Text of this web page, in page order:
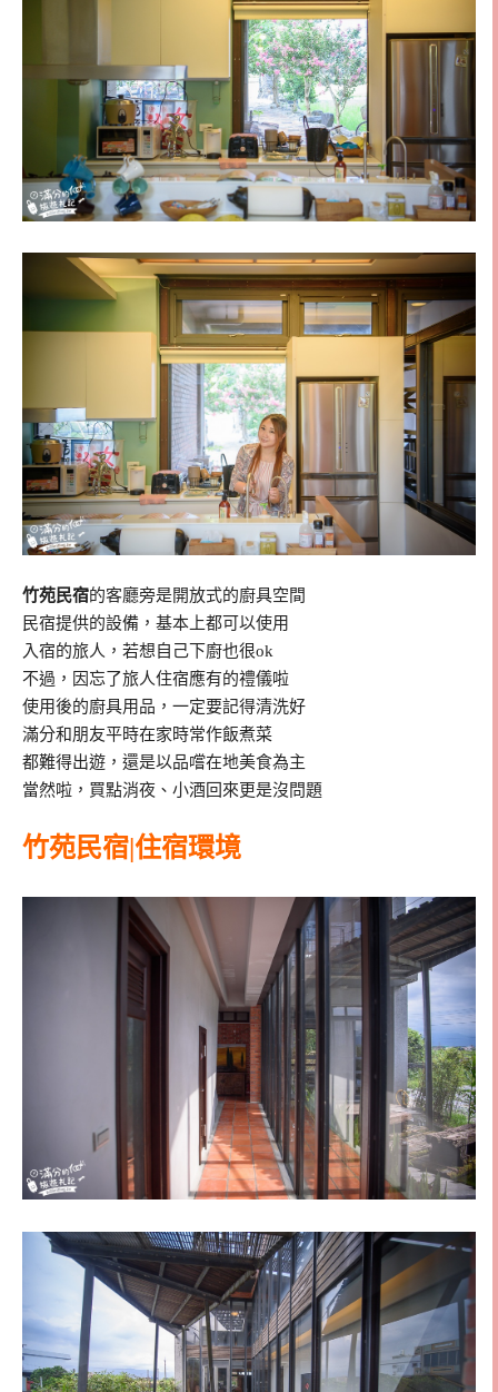
竹苑民宿的客廳旁是開放式的廚具空間
民宿提供的設備，基本上都可以使用
入宿的旅人，若想自己下廚也很ok
不過，因忘了旅人住宿應有的禮儀啦
使用後的廚具用品，一定要記得清洗好
滿分和朋友平時在家時常作飯煮菜
都難得出遊，還是以品嚐在地美食為主
當然啦，買點消夜、小酒回來更是沒問題
竹苑民宿|住宿環境